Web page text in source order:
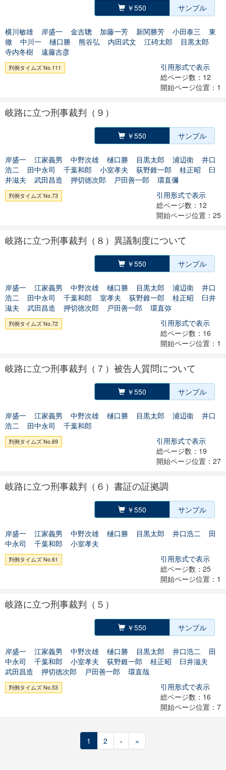
￥550 サンプル
横川敏雄 岸盛一 金吉聰 加藤一芳 新関勝芳 小田泰三
東
徹
中川一 樋口勝 熊谷弘 内田武文 江碕太郎
目黒太郎
寺内冬樹
遠藤吉彦
判例タイムズ No.111
引用形式で表示
総ページ数：12
開始ページ位置：1
岐路に立つ刑事裁判（９）
￥550 サンプル
岸盛一 江家義男 中野次雄 樋口勝 目黒太郎 浦辺衛
井口
浩二
田中永司 千葉和郎 小室孝夫 荻野錐一郎 桂正昭
臼
井滋夫
武田昌造 押切徳次郎 戸田善一郎 環直彌
判例タイムズ No.73
引用形式で表示
総ページ数：12
開始ページ位置：25
岐路に立つ刑事裁判（８）異議制度について
￥550 サンプル
岸盛一 江家義男 中野次雄 樋口勝 目黒太郎 浦辺衛
井口
浩二
田中永司 千葉和郎 室孝夫 荻野錐一郎 桂正昭
臼井
滋夫
武田昌造 押切徳次郎 戸田善一郎 環直弥
判例タイムズ No.72
引用形式で表示
総ページ数：16
開始ページ位置：1
岐路に立つ刑事裁判（７）被告人質問について
￥550 サンプル
岸盛一 江家義男 中野次雄 樋口勝 目黒太郎 浦辺衞
井口
浩二
田中永司 千葉和郎
判例タイムズ No.69
引用形式で表示
総ページ数：19
開始ページ位置：27
岐路に立つ刑事裁判（６）書証の証拠調
￥550 サンプル
岸盛一 江家義男 中野次雄 樋口勝 目黒太郎 井口浩二
田
中永司
千葉和郎 小室孝夫
判例タイムズ No.61
引用形式で表示
総ページ数：25
開始ページ位置：1
岐路に立つ刑事裁判（５）
￥550 サンプル
岸盛一 江家義男 中野次雄 樋口勝 目黒太郎 井口浩二
田
中永司
千葉和郎 小室孝夫 荻野錐一郎 桂正昭
臼井滋夫
武田昌造
押切徳次郎 戸田善一郎 環直哉
判例タイムズ No.53
引用形式で表示
総ページ数：16
開始ページ位置：7
1 2 › »